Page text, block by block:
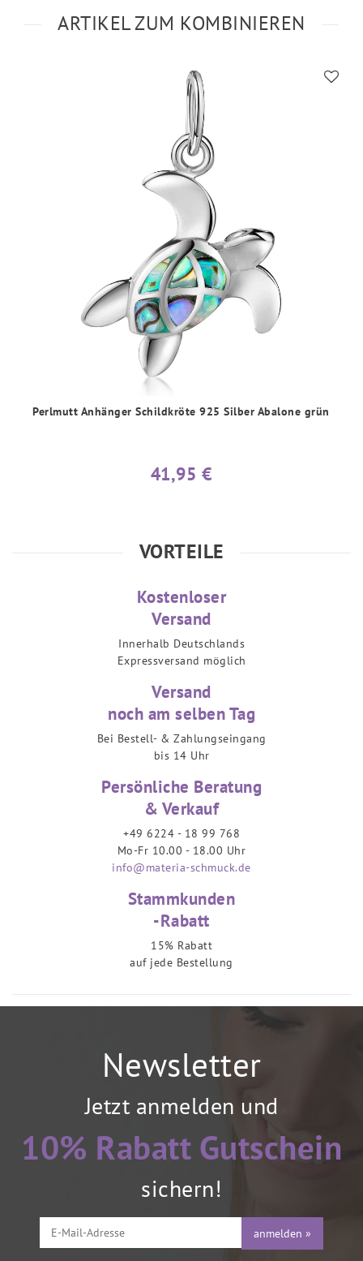
ARTIKEL ZUM KOMBINIEREN
Perlmutt Anhänger Schildkröte 925 Silber Abalone grün
41,95 €
VORTEILE
Kostenloser
Versand
Innerhalb Deutschlands
Expressversand möglich
Versand
noch am selben Tag
Bei Bestell- & Zahlungseingang
bis 14 Uhr
Persönliche Beratung
& Verkauf
+49 6224 - 18 99 768
Mo-Fr 10.00 - 18.00 Uhr
info@materia-schmuck.de
Stammkunden
-Rabatt
15% Rabatt
auf jede Bestellung
Newsletter
Jetzt anmelden und
10% Rabatt Gutschein
sichern!
anmelden »